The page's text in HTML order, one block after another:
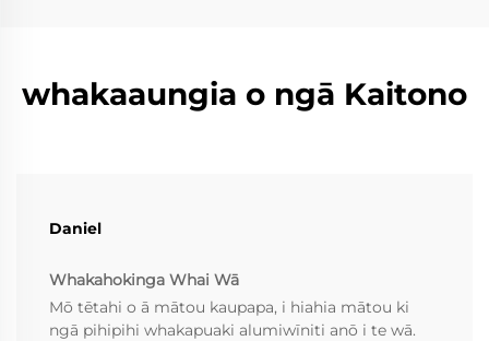
whakaaungia o ngā Kaitono
Daniel
Whakahokinga Whai Wā
Mō tētahi o ā mātou kaupapa, i hiahia mātou ki
ngā pihipihi whakapuaki alumiwīniti anō i te wā.